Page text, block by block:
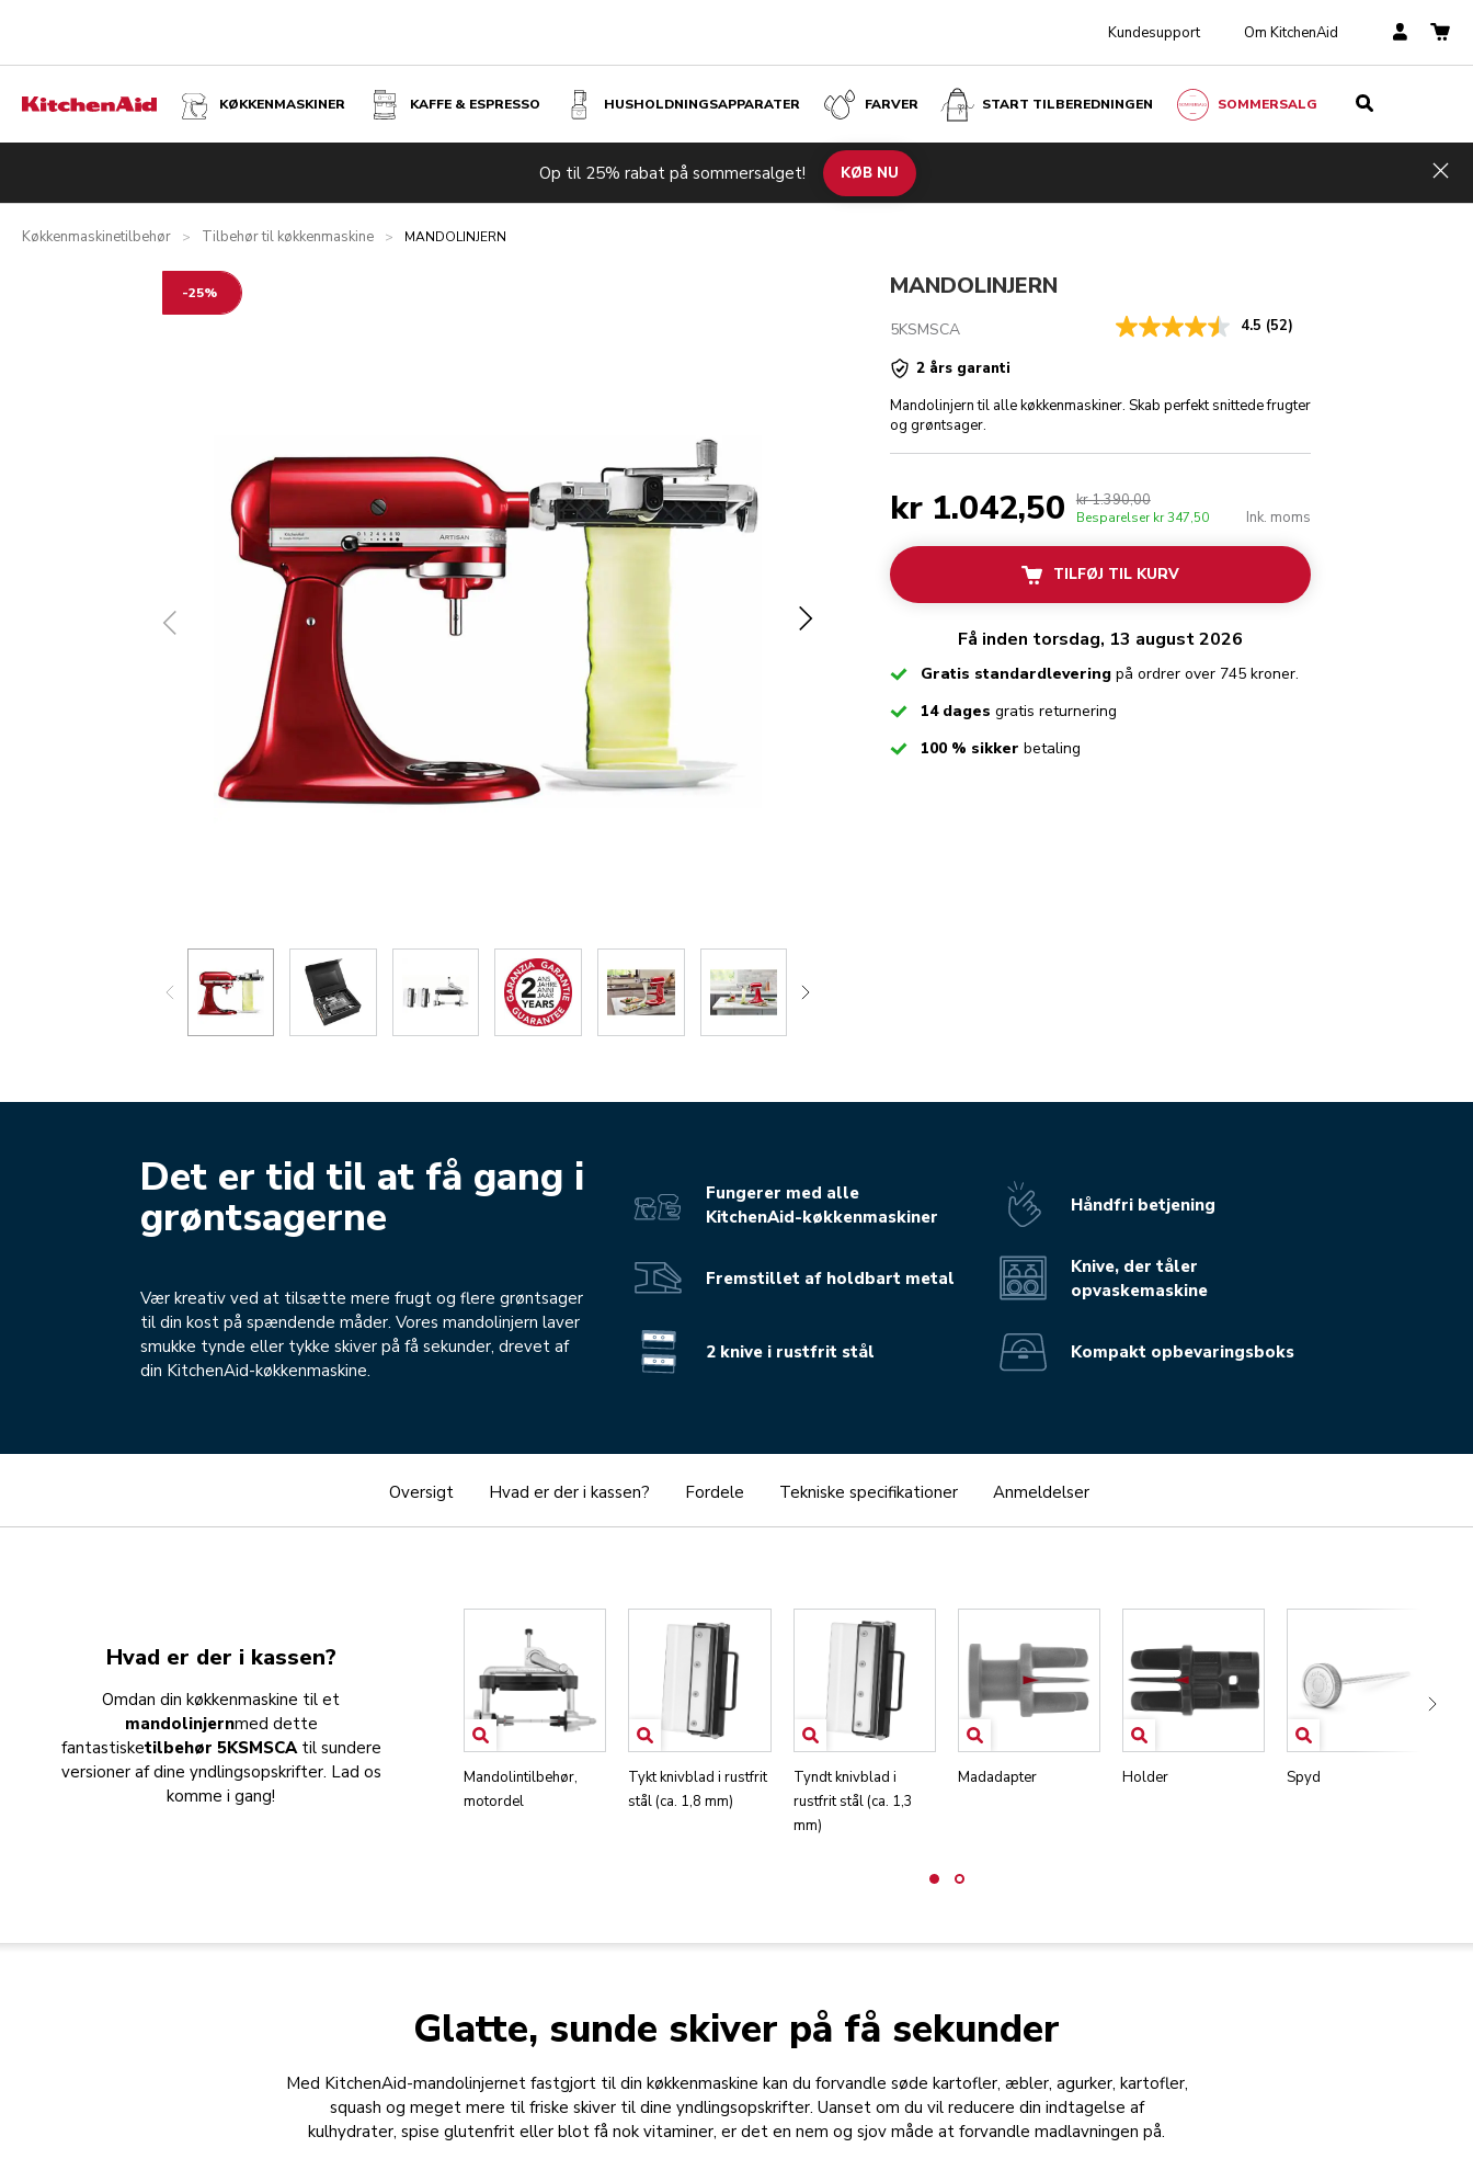
Kundesupport Om KitchenAid
KØKKENMASKINER KAFFE & ESPRESSO HUSHOLDNINGS­APPARATER FARVER START TILBEREDNINGEN SOMMERSALG
Op til 25% rabat på sommersalget! KØB NU
Køkkenmaskinetilbehør > Tilbehør til køkkenmaskine > MANDOLINJERN
Tekniske specifikationer Anmeldelser
kr 1.390,00
-25% MANDOLINJERN
5KSMSCA 4.5 (52)
2 års garanti
Mandolinjern til alle køkkenmaskiner. Skab perfekt snittede frugter
og grøntsager.
kr 1.042,50 kr 1.390,00
Besparelser kr 347,50 Ink. moms
TILFØJ TIL KURV
Få inden torsdag, 13 august 2026
CheckedGratis standardlevering på ordrer over 745 kroner.
Checked14 dages gratis returnering
Checked100 % sikker betaling
Det er tid til at få gang i
grøntsagerne
Vær kreativ ved at tilsætte mere frugt og flere grøntsager
til din kost på spændende måder. Vores mandolinjern laver
smukke tynde eller tykke skiver på få sekunder, drevet af
din KitchenAid-køkkenmaskine.
Fungerer med alle
KitchenAid-køkkenmaskiner
Fremstillet af holdbart metal
2 knive i rustfrit stål
Håndfri betjening
Knive, der tåler
opvaskemaskine
Kompakt opbevaringsboks
Oversigt Hvad er der i kassen? Fordele Tekniske specifikationer Anmeldelser
Hvad er der i kassen?
Omdan din køkkenmaskine til et
mandolinjernmed dette
fantastisketilbehør 5KSMSCA til sundere
versioner af dine yndlingsopskrifter. Lad os
komme i gang!
Mandolintilbehør,
motordel
Tykt knivblad i rustfrit
stål (ca. 1,8 mm)
Tyndt knivblad i
rustfrit stål (ca. 1,3
mm)
Madadapter Holder Spyd
Glatte, sunde skiver på få sekunder
Med KitchenAid-mandolinjernet fastgjort til din køkkenmaskine kan du forvandle søde kartofler, æbler, agurker, kartofler,
squash og meget mere til friske skiver til dine yndlingsopskrifter. Uanset om du vil reducere din indtagelse af
kulhydrater, spise glutenfrit eller blot få nok vitaminer, er det en nem og sjov måde at forvandle madlavningen på.